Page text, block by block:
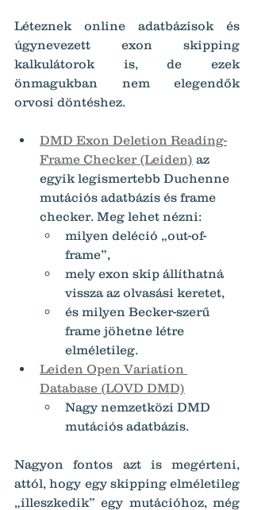
Léteznek online adatbázisok és
úgynevezett exon skipping
kalkulátorok is, de ezek
önmagukban nem elegendők
orvosi döntéshez.
DMD Exon Deletion Reading-
Frame Checker (Leiden) az
egyik legismertebb Duchenne
mutációs adatbázis és frame
checker. Meg lehet nézni:
milyen deléció „out-of-
frame”,
mely exon skip állíthatná
vissza az olvasási keretet,
és milyen Becker-szerű
frame jöhetne létre
elméletileg.
Leiden Open Variation
Database (LOVD DMD)
Nagy nemzetközi DMD
mutációs adatbázis.
Nagyon fontos azt is megérteni,
attól, hogy egy skipping elméletileg
„illeszkedik” egy mutációhoz, még